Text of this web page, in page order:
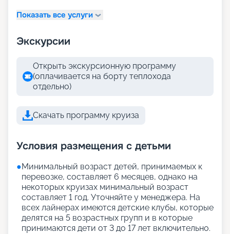
Показать все услуги
Экскурсии
Открыть экскурсионную программу
(оплачивается на борту теплохода
отдельно)
Скачать программу круиза
Условия размещения с детьми
●Минимальный возраст детей, принимаемых к
перевозке, составляет 6 месяцев, однако на
некоторых круизах минимальный возраст
составляет 1 год. Уточняйте у менеджера. На
всех лайнерах имеются детские клубы, которые
делятся на 5 возрастных групп и в которые
принимаются дети от 3 до 17 лет включительно.